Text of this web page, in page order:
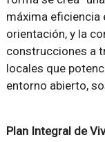
máxima eficiencia
orientación, y la
construcciones a
locales que
entorno abierto,
Plan Integral de